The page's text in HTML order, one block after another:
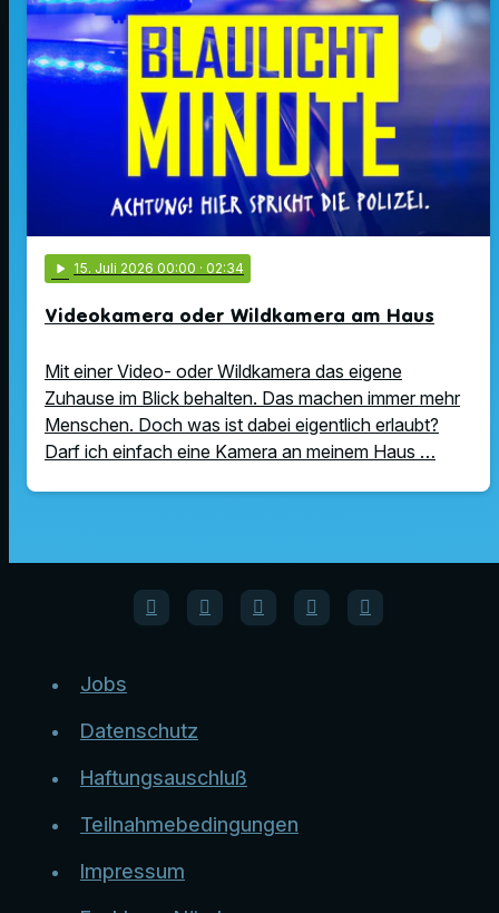
play_arrow 15. Juli 2026 00:00 · 02:34
Videokamera oder Wildkamera am Haus
Mit einer Video- oder Wildkamera das eigene
Zuhause im Blick behalten. Das machen immer mehr
Menschen. Doch was ist dabei eigentlich erlaubt?
Darf ich einfach eine Kamera an meinem Haus …
Jobs
Datenschutz
Haftungsauschluß
Teilnahmebedingungen
Impressum